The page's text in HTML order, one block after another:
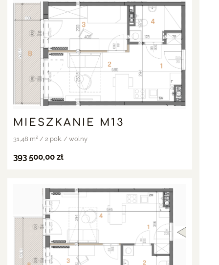
MIESZKANIE M13
31,48 m² / 2 pok. / wolny
393 500,00 zł